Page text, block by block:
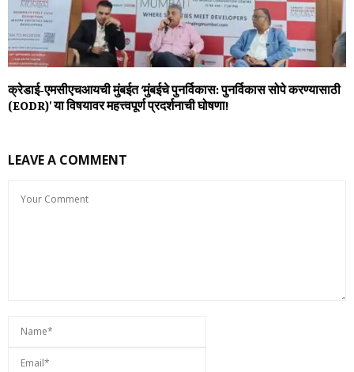
क्रेडाई-एमसीएचआयची मुंबईत ‘मुंबईचे पुनर्विकास: पुनर्विकास सोपे करण्यासाठी
(EODR)’ या विषयावर महत्त्वपूर्ण प्रदर्शनाची घोषणा!
LEAVE A COMMENT